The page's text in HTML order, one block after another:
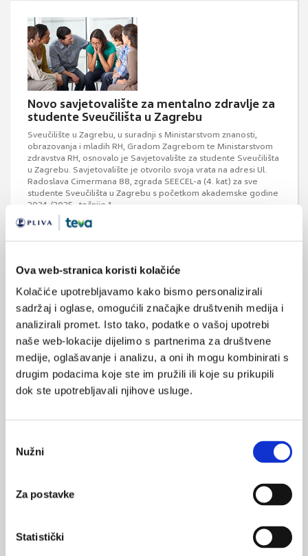
Ova web-stranica koristi kolačiće
Kolačiće upotrebljavamo kako bismo personalizirali
sadržaj i oglase, omogućili značajke društvenih medija i
analizirali promet. Isto tako, podatke o vašoj upotrebi
naše web-lokacije dijelimo s partnerima za društvene
medije, oglašavanje i analizu, a oni ih mogu kombinirati s
drugim podacima koje ste im pružili ili koje su prikupili
dok ste upotrebljavali njihove usluge.
pristanka
Nužni
Za postavke
Statistički
Novo savjetovalište za mentalno zdravlje za
studente Sveučilišta u Zagrebu
Sveučilište u Zagrebu, u suradnji s Ministarstvom znanosti,
obrazovanja i mladih RH, Gradom Zagrebom te Ministarstvom
zdravstva RH, osnovalo je Savjetovalište za studente Sveučilišta
u Zagrebu. Savjetovalište je otvorilo svoja vrata na adresi Ul.
Radoslava Cimermana 88, zgrada SEECEL-a (4. kat) za sve
studente Sveučilišta u Zagrebu s početkom akademske godine
2024./2025., točnije 1. ...
Mjesec borbe protiv ovisnosti: 15.11 - 15.12
Tijekom navedenog razdoblja podiže se razina svijesti o
problemima ovisnosti i naglašava uloga svakog pojedinca i
društva u cjelini u suzbijanju zlouporabe droga. Tako će se u
navedenom razdoblju organizirati radionice, edukacije, okrugli
stolovi te razna kulturna i edukativna događanja s ciljem
Kockanje